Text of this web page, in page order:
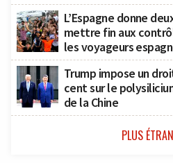
L’Espagne donne
mettre fin aux
les voyageurs
Trump impose un
cent sur le
de la Chine
PLUS